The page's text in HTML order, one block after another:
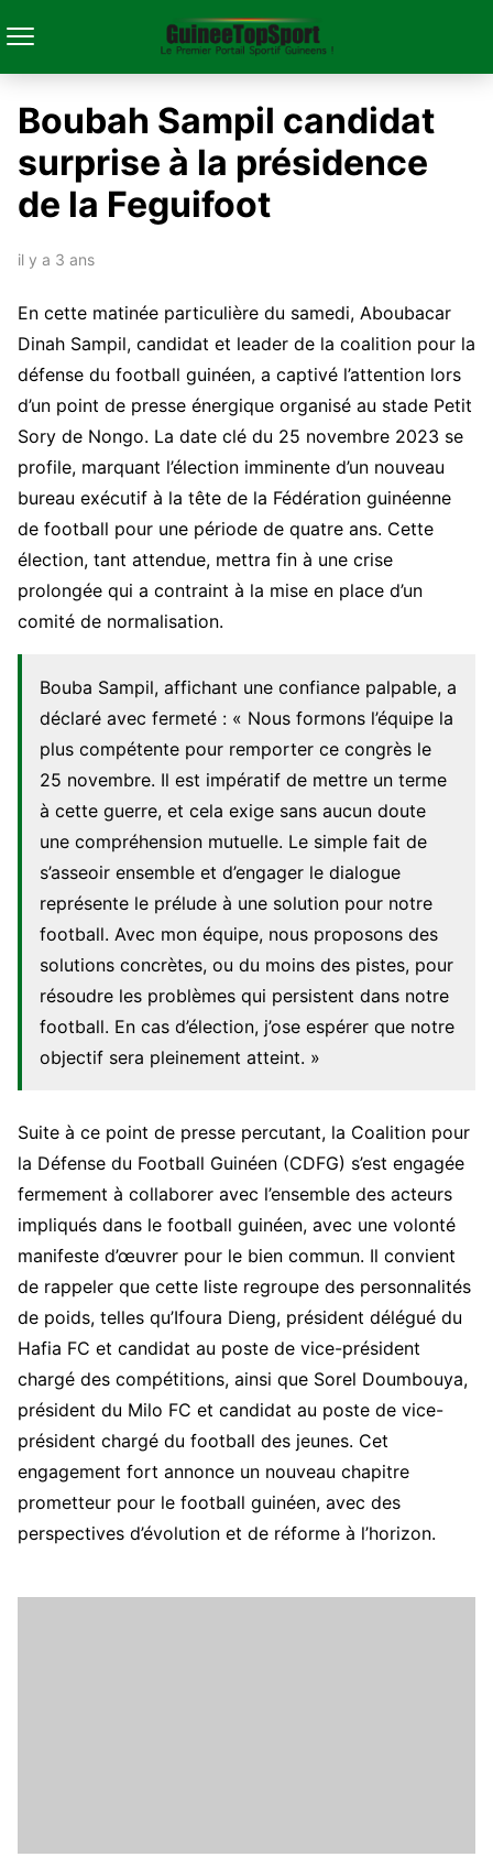
Boubah Sampil candidat
surprise à la présidence
de la Feguifoot
il y a 3 ans
En cette matinée particulière du samedi, Aboubacar
Dinah Sampil, candidat et leader de la coalition pour la
défense du football guinéen, a captivé l’attention lors
d’un point de presse énergique organisé au stade Petit
Sory de Nongo. La date clé du 25 novembre 2023 se
profile, marquant l’élection imminente d’un nouveau
bureau exécutif à la tête de la Fédération guinéenne
de football pour une période de quatre ans. Cette
élection, tant attendue, mettra fin à une crise
prolongée qui a contraint à la mise en place d’un
comité de normalisation.
Bouba Sampil, affichant une confiance palpable, a
déclaré avec fermeté : « Nous formons l’équipe la
plus compétente pour remporter ce congrès le
25 novembre. Il est impératif de mettre un terme
à cette guerre, et cela exige sans aucun doute
une compréhension mutuelle. Le simple fait de
s’asseoir ensemble et d’engager le dialogue
représente le prélude à une solution pour notre
football. Avec mon équipe, nous proposons des
solutions concrètes, ou du moins des pistes, pour
résoudre les problèmes qui persistent dans notre
football. En cas d’élection, j’ose espérer que notre
objectif sera pleinement atteint. »
Suite à ce point de presse percutant, la Coalition pour
la Défense du Football Guinéen (CDFG) s’est engagée
fermement à collaborer avec l’ensemble des acteurs
impliqués dans le football guinéen, avec une volonté
manifeste d’œuvrer pour le bien commun. Il convient
de rappeler que cette liste regroupe des personnalités
de poids, telles qu’Ifoura Dieng, président délégué du
Hafia FC et candidat au poste de vice-président
chargé des compétitions, ainsi que Sorel Doumbouya,
président du Milo FC et candidat au poste de vice-
président chargé du football des jeunes. Cet
engagement fort annonce un nouveau chapitre
prometteur pour le football guinéen, avec des
perspectives d’évolution et de réforme à l’horizon.